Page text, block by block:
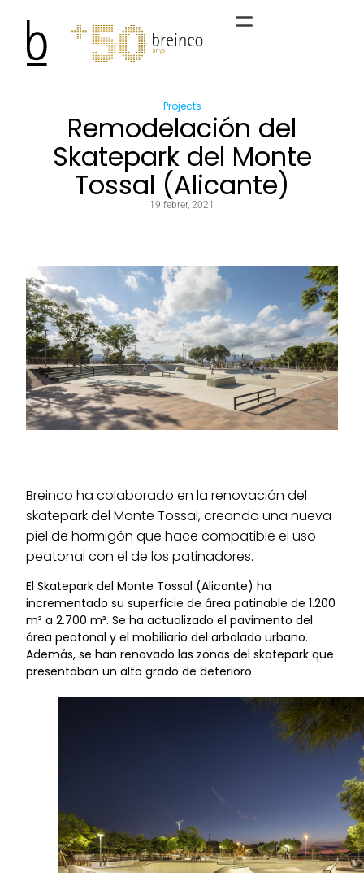
Projects
Remodelación del
Skatepark del Monte
Tossal (Alicante)
19 febrer, 2021
Breinco ha colaborado en la renovación del
skatepark del Monte Tossal, creando una nueva
piel de hormigón que hace compatible el uso
peatonal con el de los patinadores.
El Skatepark del Monte Tossal (Alicante) ha
incrementado su superficie de área patinable de 1.200
m² a 2.700 m². Se ha actualizado el pavimento del
área peatonal y el mobiliario del arbolado urbano.
Además, se han renovado las zonas del skatepark que
presentaban un alto grado de deterioro.